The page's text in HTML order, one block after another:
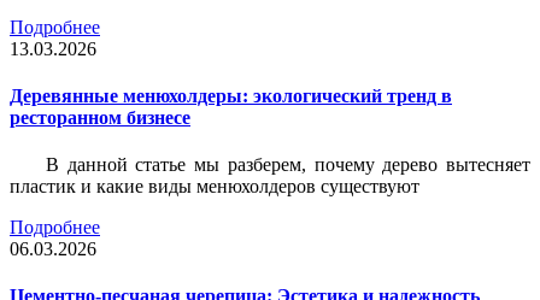
Подробнее
13.03.2026
Деревянные менюхолдеры: экологический тренд в
ресторанном бизнесе
В данной статье мы разберем, почему дерево вытесняет
пластик и какие виды менюхолдеров существуют
Подробнее
06.03.2026